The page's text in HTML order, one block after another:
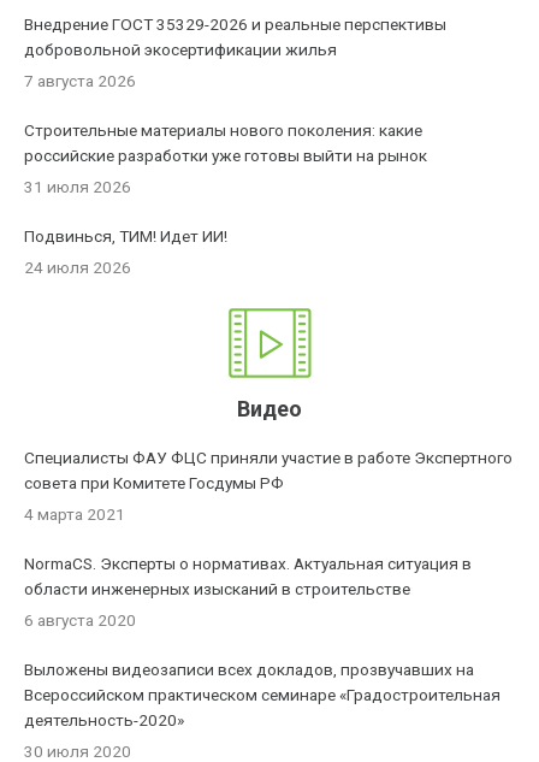
Внедрение ГОСТ 35329-2026 и реальные перспективы
добровольной экосертификации жилья
7 августа 2026
Строительные материалы нового поколения: какие
российские разработки уже готовы выйти на рынок
31 июля 2026
Подвинься, ТИМ! Идет ИИ!
24 июля 2026
Видео
Специалисты ФАУ ФЦС приняли участие в работе Экспертного
совета при Комитете Госдумы РФ
4 марта 2021
NormaCS. Эксперты о нормативах. Актуальная ситуация в
области инженерных изысканий в строительстве
6 августа 2020
Выложены видеозаписи всех докладов, прозвучавших на
Всероссийском практическом семинаре «Градостроительная
деятельность-2020»
30 июля 2020